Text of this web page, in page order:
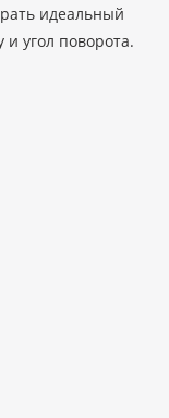
идеальный
и угол поворота.